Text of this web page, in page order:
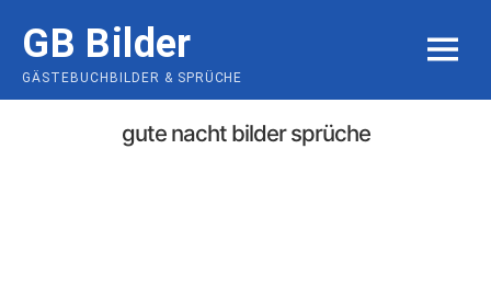
content
GB Bilder
GÄSTEBUCHBILDER & SPRÜCHE
MENU
gute nacht bilder sprüche